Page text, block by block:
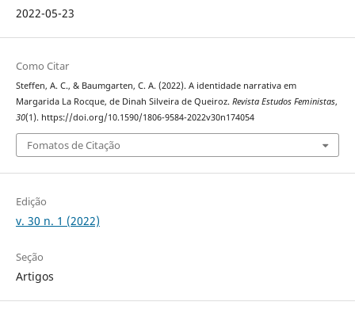
2022-05-23
Como Citar
Steffen, A. C., & Baumgarten, C. A. (2022). A identidade narrativa em
Margarida La Rocque, de Dinah Silveira de Queiroz. Revista Estudos Feministas,
30(1). https://doi.org/10.1590/1806-9584-2022v30n174054
Fomatos de Citação
Edição
v. 30 n. 1 (2022)
Seção
Artigos